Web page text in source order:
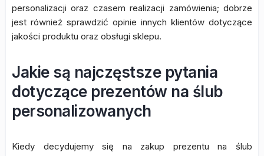
personalizacji oraz czasem realizacji zamówienia; dobrze
jest również sprawdzić opinie innych klientów dotyczące
jakości produktu oraz obsługi sklepu.
Jakie są najczęstsze pytania
dotyczące prezentów na ślub
personalizowanych
Kiedy decydujemy się na zakup prezentu na ślub